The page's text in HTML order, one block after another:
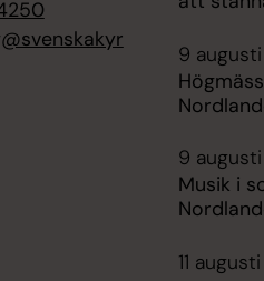
9
9
Musik i
11 augusti